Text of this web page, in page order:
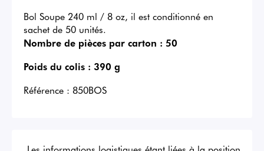
Bol Soupe 240 ml / 8 oz, il est conditionné en
sachet de 50 unités.
Nombre de pièces par carton : 50
Poids du colis : 390 g
Référence : 850BOS